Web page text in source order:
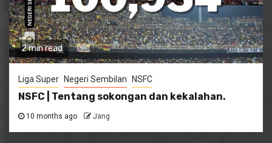
2 min read
Liga Super Negeri Sembilan NSFC
NSFC | Tentang sokongan dan kekalahan.
10 months ago Jang